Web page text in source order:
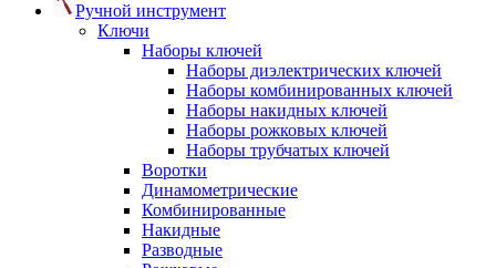
Ручной инструмент
Ключи
Наборы ключей
Наборы диэлектрических ключей
Наборы комбинированных ключей
Наборы накидных ключей
Наборы рожковых ключей
Наборы трубчатых ключей
Воротки
Динамометрические
Комбинированные
Накидные
Разводные